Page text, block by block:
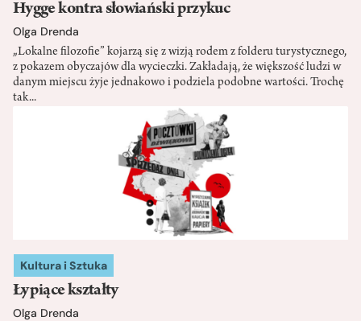
Hygge kontra słowiański przykuc
Olga Drenda
„Lokalne filozofie” kojarzą się z wizją rodem z folderu turystycznego,
z pokazem obyczajów dla wycieczki. Zakładają, że większość ludzi w
danym miejscu żyje jednakowo i podziela podobne wartości. Trochę
tak...
Kultura i Sztuka
Łypiące kształty
Olga Drenda